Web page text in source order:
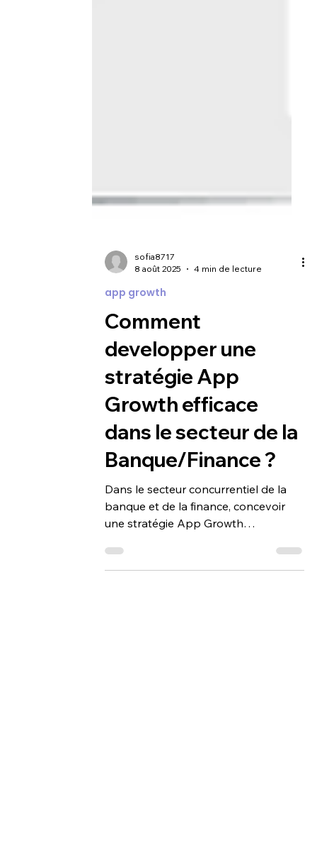
8 août 2025
4 min de lecture
app growth
Comment
developper une
stratégie App
Growth efficace
dans le secteur de la
Banque/Finance ?
banque et de la finance, concevoir
une stratégie App Growth